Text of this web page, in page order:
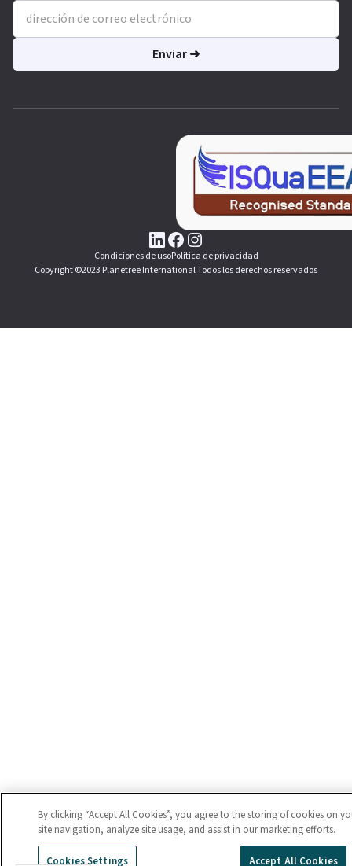
Condiciones de usoPolítica de privacidad
Copyright ©2023 Planetree International Todos los derechos reservados
By clicking “Accept All Cookies”, you agree to the storing of cookies on
site navigation, analyze site usage, and assist in our marketing efforts.
Cookies Settings Accept All Cookies